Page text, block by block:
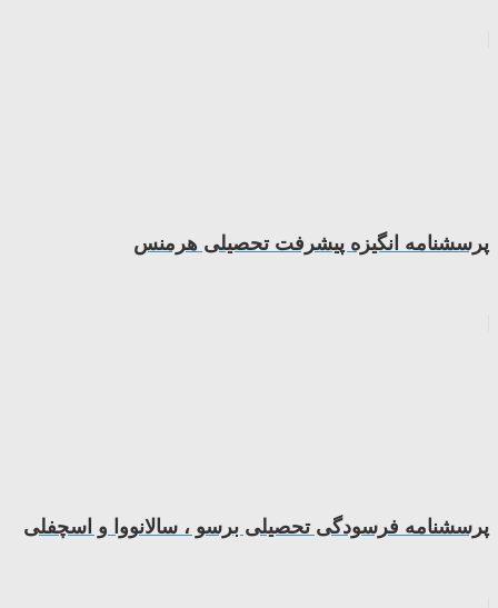
پرسشنامه انگیزه پیشرفت تحصیلی هرمنس
پرسشنامه فرسودگی تحصیلی برسو ، سالانووا و اسچفلی